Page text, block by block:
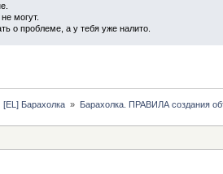
могут.
о проблеме, а у тебя уже налито.
[EL] Барахолка » Барахолка. ПРАВИЛА создания